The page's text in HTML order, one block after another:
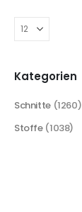
Kategorien
Schnitte (1260)
Stoffe (1038)